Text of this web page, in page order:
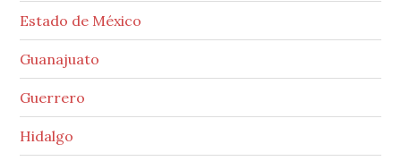
Estado de México
Guanajuato
Guerrero
Hidalgo